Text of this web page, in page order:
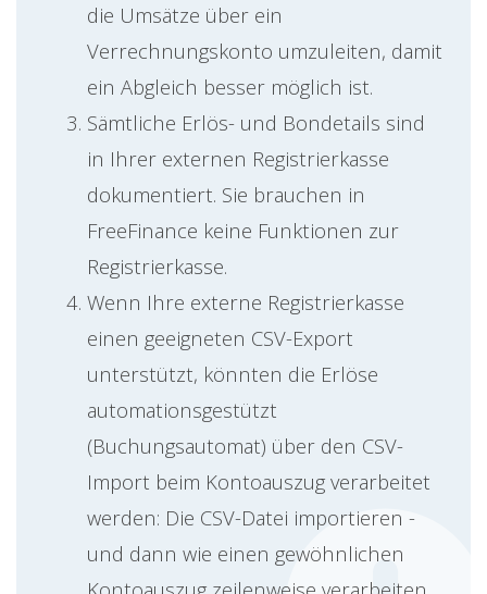
die Umsätze über ein
Verrechnungskonto umzuleiten, damit
ein Abgleich besser möglich ist.
Sämtliche Erlös- und Bondetails sind
in Ihrer externen Registrierkasse
dokumentiert. Sie brauchen in
FreeFinance keine Funktionen zur
Registrierkasse.
Wenn Ihre externe Registrierkasse
einen geeigneten CSV-Export
unterstützt, könnten die Erlöse
automationsgestützt
(Buchungsautomat) über den CSV-
Import beim Kontoauszug verarbeitet
werden: Die CSV-Datei importieren -
und dann wie einen gewöhnlichen